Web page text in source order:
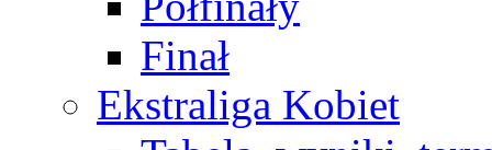
Finał
Ekstraliga Kobiet